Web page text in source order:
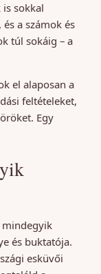
is sokkal
a számok és
túl sokáig – a
el alaposan a
feltételeket,
Egy
mindegyik
és buktatója.
esküvői